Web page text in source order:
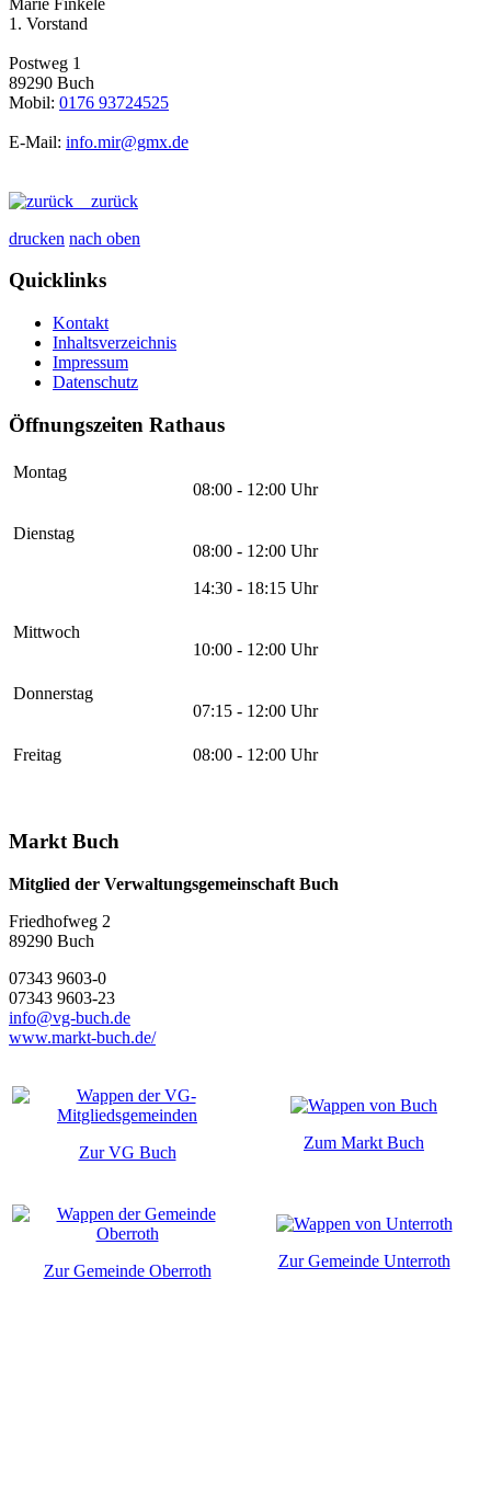
1. Vorstand
Postweg 1
89290 Buch
Mobil: 0176 93724525
E-Mail: info.mir@gmx.de
zurück
drucken nach oben
Quicklinks
Kontakt
Inhaltsverzeichnis
Impressum
Datenschutz
Öffnungszeiten Rathaus
Montag
08:00 - 12:00 Uhr
Dienstag
08:00 - 12:00 Uhr
14:30 - 18:15 Uhr
Mittwoch
10:00 - 12:00 Uhr
Donnerstag
07:15 - 12:00 Uhr
Freitag 08:00 - 12:00 Uhr
Markt Buch
Mitglied der Verwaltungsgemeinschaft Buch
Friedhofweg 2
89290 Buch
07343 9603-0
07343 9603-23
info@vg-buch.de
www.markt-buch.de/
Zur VG Buch
Zum Markt Buch
Zur Gemeinde Oberroth
Zur Gemeinde Unterroth